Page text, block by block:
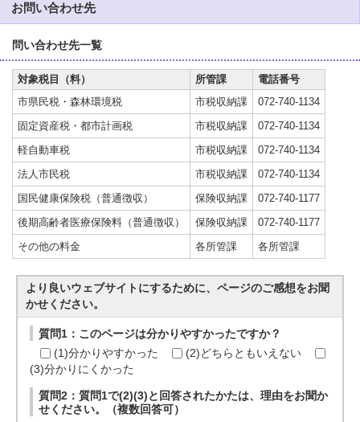
お問い合わせ先
問い合わせ先一覧
対象税目（料） 所管課
電話番号
市県民税・森林環境税
市税収納課
072-740-1134
固定資産税・都市計画税
市税収納課
072-740-1134
軽自動車税
市税収納課
072-740-1134
法人市民税
市税収納課
072-740-1134
国民健康保険税（普通徴収）
保険収納課
072-740-1177
後期高齢者医療保険料（普通徴収）
保険収納課
072-740-1177
その他の料金
各所管課 各所管課
より良いウェブサイトにするために、ページのご感想をお聞
かせください。
質問1：このページは分かりやすかったですか？
(1)分かりやすかった
(2)どちらともいえない
(3)分かりにくかった
質問2：質問1で(2)(3)と回答されたかたは、理由をお聞か
せください。（複数回答可）